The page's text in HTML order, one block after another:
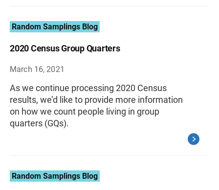
Random Samplings Blog
2020 Census Group Quarters
March 16, 2021
As we continue processing 2020 Census
results, we’d like to provide more information
on how we count people living in group
quarters (GQs).
Random Samplings Blog